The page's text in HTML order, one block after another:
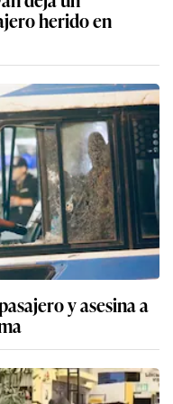
herido en
y asesina a